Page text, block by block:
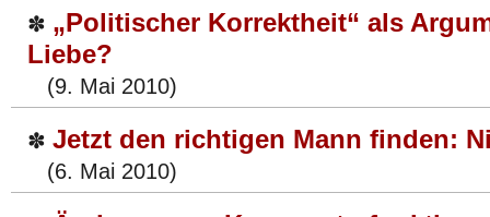
✽ „Politischer Korrektheit“ als
Liebe?
(9. Mai 2010)
✽ Jetzt den richtigen Mann finden:
(6. Mai 2010)